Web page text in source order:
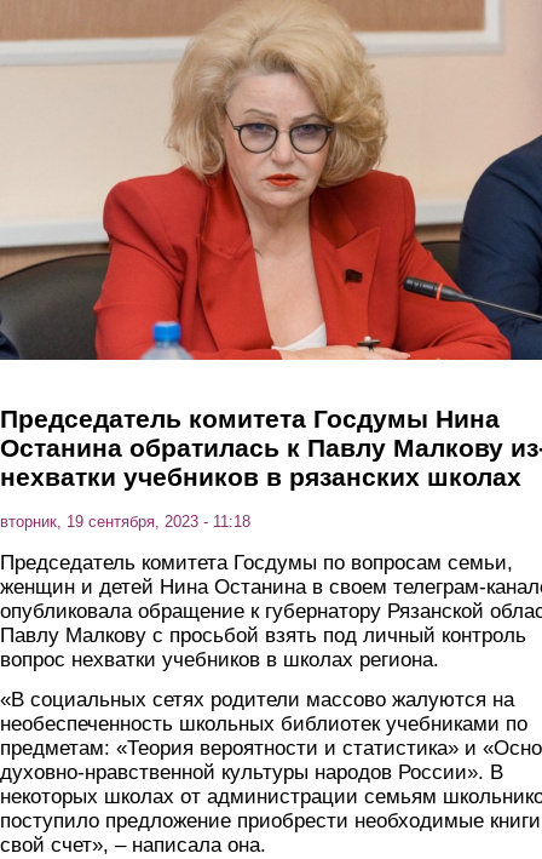
Перейти к основному содержанию
Председатель комитета Госдумы Нина
Останина обратилась к Павлу Малкову
нехватки учебников в рязанских школах
вторник, 19 сентября, 2023 - 11:18
Председатель комитета Госдумы по вопросам семьи,
женщин и детей Нина Останина в своем телеграм-
опубликовала обращение к губернатору Рязанской
Павлу Малкову с просьбой взять под личный контроль
вопрос нехватки учебников в школах региона.
«В социальных сетях родители массово жалуются на
необеспеченность школьных библиотек учебниками по
предметам: «Теория вероятности и статистика» и
духовно-нравственной культуры народов России». В
некоторых школах от администрации семьям
поступило предложение приобрести необходимые
свой счет», – написала она.